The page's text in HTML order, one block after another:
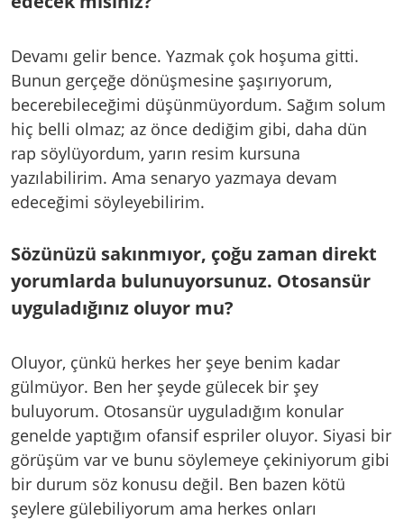
Devamı gelir bence. Yazmak çok hoşuma gitti.
Bunun gerçeğe dönüşmesine şaşırıyorum,
becerebileceğimi düşünmüyordum. Sağım solum
hiç belli olmaz; az önce dediğim gibi, daha dün
rap söylüyordum, yarın resim kursuna
yazılabilirim. Ama senaryo yazmaya devam
edeceğimi söyleyebilirim.
Sözünüzü sakınmıyor, çoğu zaman direkt
yorumlarda bulunuyorsunuz. Otosansür
uyguladığınız oluyor mu?
Oluyor, çünkü herkes her şeye benim kadar
gülmüyor. Ben her şeyde gülecek bir şey
buluyorum. Otosansür uyguladığım konular
genelde yaptığım ofansif espriler oluyor. Siyasi bir
görüşüm var ve bunu söylemeye çekiniyorum gibi
bir durum söz konusu değil. Ben bazen kötü
şeylere gülebiliyorum ama herkes onları